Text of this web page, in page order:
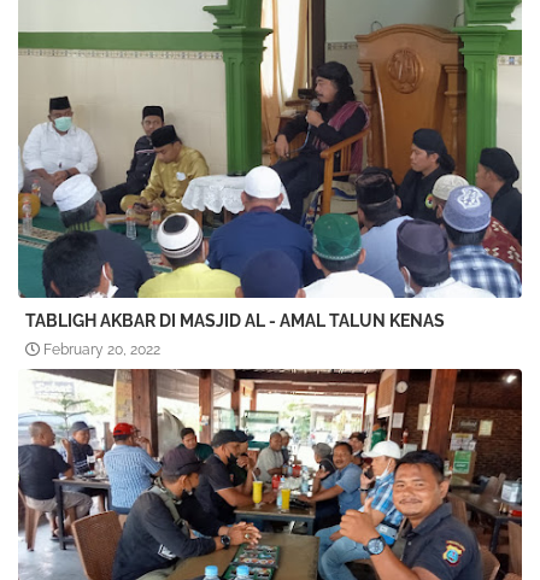
TABLIGH AKBAR DI MASJID AL - AMAL TALUN KENAS
February 20, 2022